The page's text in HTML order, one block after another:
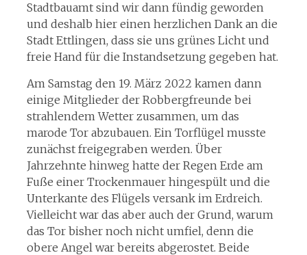
Stadtbauamt sind wir dann fündig geworden
und deshalb hier einen herzlichen Dank an die
Stadt Ettlingen, dass sie uns grünes Licht und
freie Hand für die Instandsetzung gegeben hat.
Am Samstag den 19. März 2022 kamen dann
einige Mitglieder der Robbergfreunde bei
strahlendem Wetter zusammen, um das
marode Tor abzubauen. Ein Torflügel musste
zunächst freigegraben werden. Über
Jahrzehnte hinweg hatte der Regen Erde am
Fuße einer Trockenmauer hingespült und die
Unterkante des Flügels versank im Erdreich.
Vielleicht war das aber auch der Grund, warum
das Tor bisher noch nicht umfiel, denn die
obere Angel war bereits abgerostet. Beide